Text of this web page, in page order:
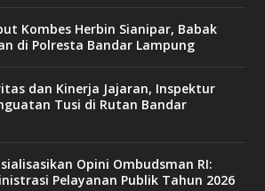
Kombes Herbin Sianipar, Babak
di Polresta Bandar Lampung
dan Kinerja Jajaran, Inspektur
Tusi di Rutan Bandar
Opini Ombudsman RI:
Pelayanan Publik Tahun 2026